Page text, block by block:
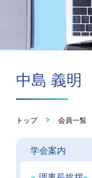
中島 義明
トップ 会員一覧
学会案内